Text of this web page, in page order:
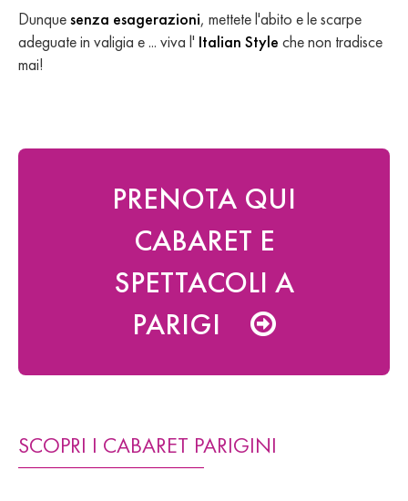
Dunquesenza esagerazioni, mettete l'abito e le scarpe
adeguate in valigia e ... viva l' Italian Style che non tradisce
mai!
PRENOTA QUI
CABARET E
SPETTACOLI A
PARIGI
SCOPRI I CABARET PARIGINI